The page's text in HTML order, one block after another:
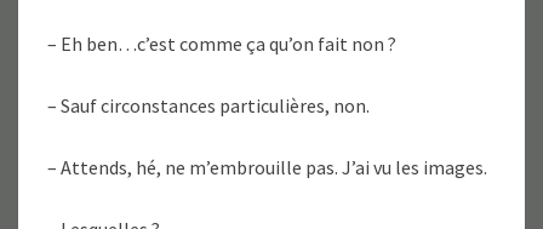
– Eh ben…c’est comme ça qu’on fait non ?
– Sauf circonstances particulières, non.
– Attends, hé, ne m’embrouille pas. J’ai vu les images.